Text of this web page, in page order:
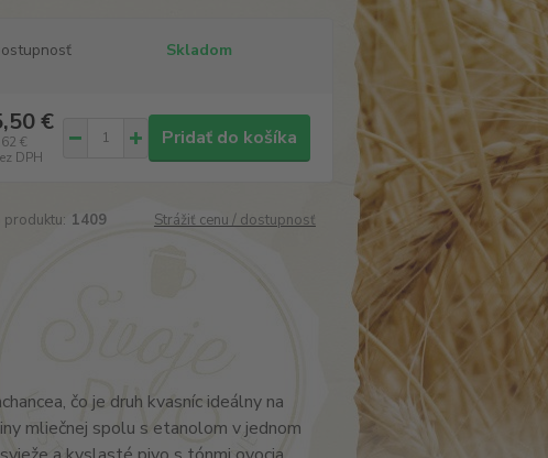
Skladom
€
€
DPH
Pridať do košíka
produktu: 1409 Strážiť cenu / dostupnosť
čo je druh kvasníc ideálny na
mliečnej spolu s etanolom v jednom